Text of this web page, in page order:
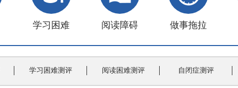
学习困难 阅读障碍 做事拖拉
学习困难测评 阅读困难测评 自闭症测评